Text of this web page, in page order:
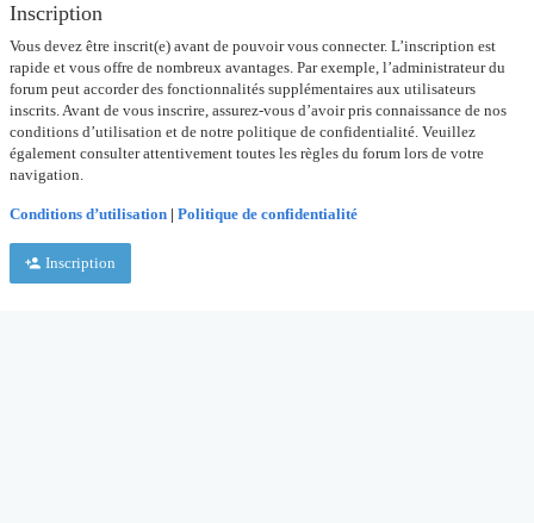
Inscription
Vous devez être inscrit(e) avant de pouvoir vous connecter. L’inscription est
rapide et vous offre de nombreux avantages. Par exemple, l’administrateur du
forum peut accorder des fonctionnalités supplémentaires aux utilisateurs
inscrits. Avant de vous inscrire, assurez-vous d’avoir pris connaissance de nos
conditions d’utilisation et de notre politique de confidentialité. Veuillez
également consulter attentivement toutes les règles du forum lors de votre
navigation.
Conditions d’utilisation | Politique de confidentialité
Inscription